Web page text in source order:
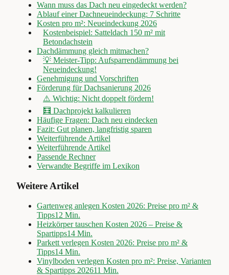
Wann muss das Dach neu eingedeckt werden?
Ablauf einer Dachneueindeckung: 7 Schritte
Kosten pro m²: Neueindeckung 2026
Kostenbeispiel: Satteldach 150 m² mit
Betondachstein
Dachdämmung gleich mitmachen?
💡 Meister-Tipp: Aufsparrendämmung bei
Neueindeckung!
Genehmigung und Vorschriften
Förderung für Dachsanierung 2026
⚠️ Wichtig: Nicht doppelt fördern!
🧮 Dachprojekt kalkulieren
Häufige Fragen: Dach neu eindecken
Fazit: Gut planen, langfristig sparen
Weiterführende Artikel
Weiterführende Artikel
Passende Rechner
Verwandte Begriffe im Lexikon
Weitere Artikel
Gartenweg anlegen Kosten 2026: Preise pro m² &
Tipps12 Min.
Heizkörper tauschen Kosten 2026 – Preise &
Spartipps14 Min.
Parkett verlegen Kosten 2026: Preise pro m² &
Tipps14 Min.
Vinylboden verlegen Kosten pro m²: Preise, Varianten
& Spartipps 202611 Min.